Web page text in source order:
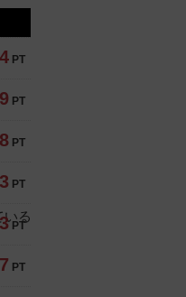
PT
PT
PT
PT
PT
PT